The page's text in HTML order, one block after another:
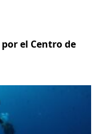
el Centro de